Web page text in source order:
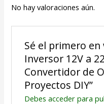
No hay valoraciones aún.
Sé el primero
Inversor 12V a
Convertidor de
Proyectos DIY”
Debes accederpara